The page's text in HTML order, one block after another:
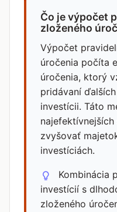
Čo je výpočet
zloženého
Výpočet
úročenia počíta
úročenia, ktorý
pridávaní
investícii. Táto
zvyšovať
investíciách.
Kombinácia
investícií s
zloženého